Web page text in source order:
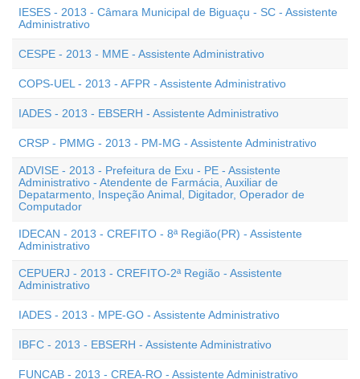
IESES - 2013 - Câmara Municipal de Biguaçu - SC - Assistente
Administrativo
CESPE - 2013 - MME - Assistente Administrativo
COPS-UEL - 2013 - AFPR - Assistente Administrativo
IADES - 2013 - EBSERH - Assistente Administrativo
CRSP - PMMG - 2013 - PM-MG - Assistente Administrativo
ADVISE - 2013 - Prefeitura de Exu - PE - Assistente
Administrativo - Atendente de Farmácia, Auxiliar de
Depatarmento, Inspeção Animal, Digitador, Operador de
Computador
IDECAN - 2013 - CREFITO - 8ª Região(PR) - Assistente
Administrativo
CEPUERJ - 2013 - CREFITO-2ª Região - Assistente
Administrativo
IADES - 2013 - MPE-GO - Assistente Administrativo
IBFC - 2013 - EBSERH - Assistente Administrativo
FUNCAB - 2013 - CREA-RO - Assistente Administrativo